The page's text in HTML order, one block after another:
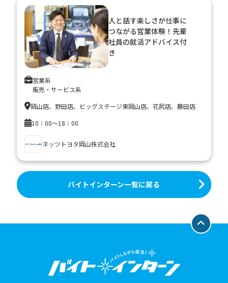
人と話す楽しさが仕事に
つながる営業体験！先輩
社員の就活アドバイス付
き
営業系
販売・サービス系
岡山店、野田店、ビッグステージ東岡山店、花尻店、藤田店
10：00～18：00
ネッツトヨタ岡山株式会社
バイトインターン一覧に戻る